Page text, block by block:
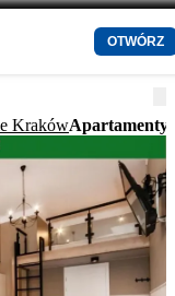
OTWÓRZ
Kraków